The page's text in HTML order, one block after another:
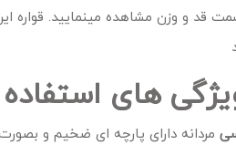
های
مردانه دارای پارچه ای ضخیم و